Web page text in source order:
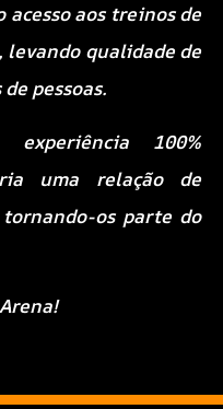
aos treinos de
qualidade de
pessoas.
100%
uma relação de
os parte do